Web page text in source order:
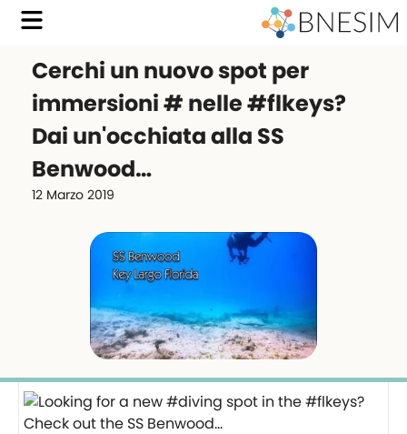
Cerchi un nuovo spot per
immersioni # nelle #flkeys?
Dai un'occhiata alla SS
Benwood…
12 Marzo 2019